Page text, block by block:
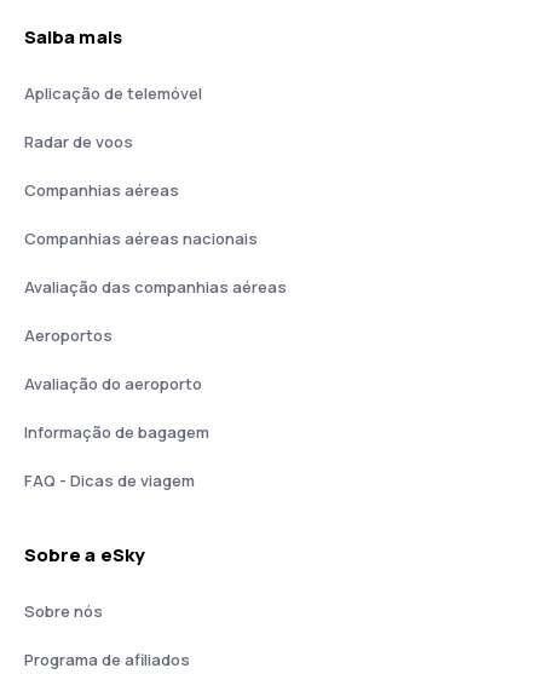
Saiba mais
Aplicação de telemóvel
Radar de voos
Companhias aéreas
Companhias aéreas nacionais
Avaliação das companhias aéreas
Aeroportos
Avaliação do aeroporto
Informação de bagagem
FAQ - Dicas de viagem
Sobre a eSky
Sobre nós
Programa de afiliados